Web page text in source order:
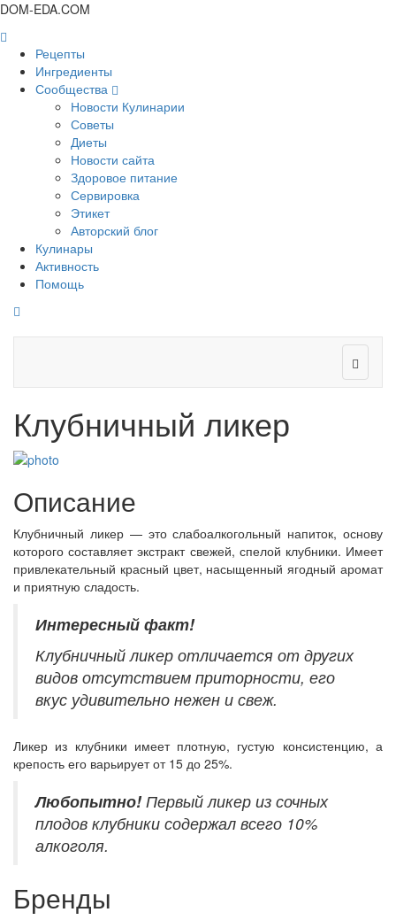
DOM-EDA.COM
Рецепты
Ингредиенты
Сообщества
Новости Кулинарии
Советы
Диеты
Новости сайта
Здоровое питание
Сервировка
Этикет
Авторский блог
Кулинары
Активность
Помощь
Клубничный ликер
Описание
Клубничный ликер — это слабоалкогольный напиток, основу
которого составляет экстракт свежей, спелой клубники. Имеет
привлекательный красный цвет, насыщенный ягодный аромат
и приятную сладость.
Интересный факт!
Клубничный ликер отличается от других
видов отсутствием приторности, его
вкус удивительно нежен и свеж.
Ликер из клубники имеет плотную, густую консистенцию, а
крепость его варьирует от 15 до 25%.
Любопытно!Первый ликер из сочных
плодов клубники содержал всего 10%
алкоголя.
Бренды